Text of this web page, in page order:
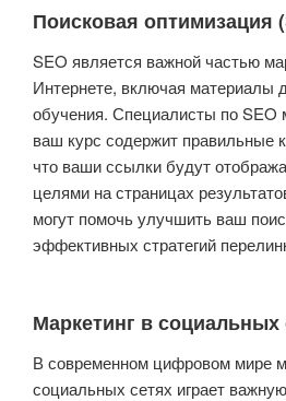
Поисковая оптимизация
SEO является важной частью
Интернете, включая материалы
обучения. Специалисты по SEO
ваш курс содержит правильные
что ваши ссылки будут
целями на страницах
могут помочь улучшить ваш
эффективных стратегий
Маркетинг в социальных
В современном цифровом мире
социальных сетях играет